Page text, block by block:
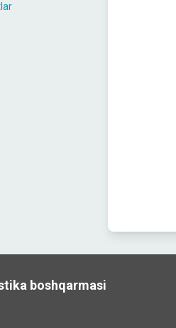
boshqarmasi